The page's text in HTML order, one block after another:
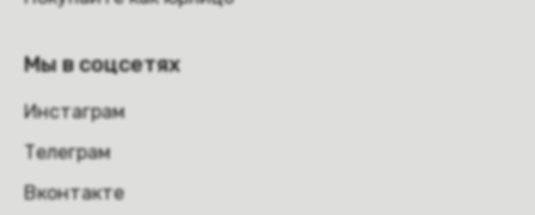
Мы в соцсетях
Инстаграм
Телеграм
Вконтакте